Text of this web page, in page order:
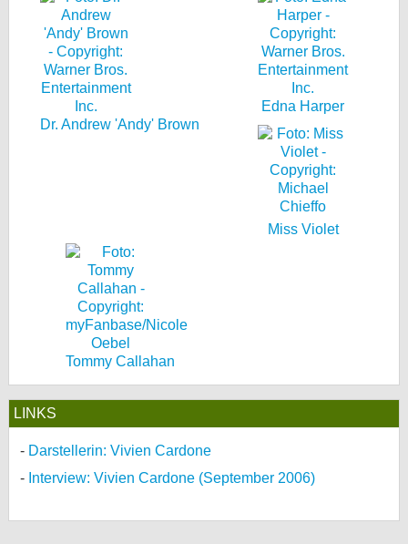
Dr. Andrew 'Andy' Brown
Edna Harper
Miss Violet
Tommy Callahan
LINKS
Darstellerin: Vivien Cardone
Interview: Vivien Cardone (September 2006)
Desktop-Ansicht